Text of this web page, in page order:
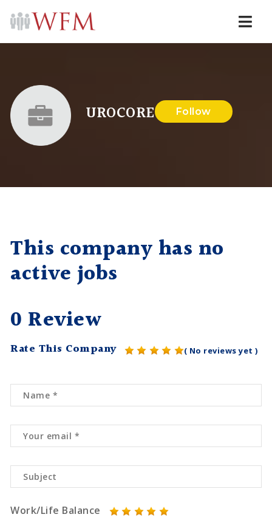
UROCORE Follow
This company has no
active jobs
0 Review
Rate This Company ( No reviews yet )
Work/Life Balance